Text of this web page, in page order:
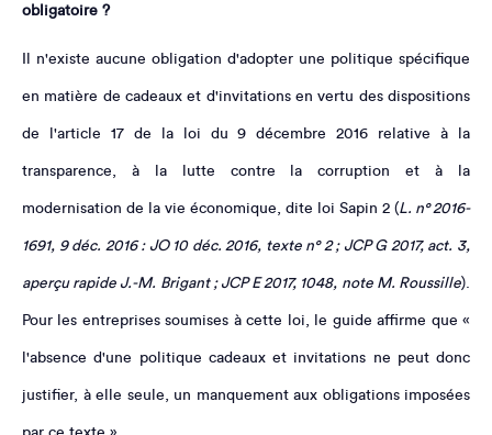
obligatoire ?
Il n'existe aucune obligation d'adopter une politique spécifique
en matière de cadeaux et d'invitations en vertu des dispositions
de l'article 17 de la loi du 9 décembre 2016 relative à la
transparence, à la lutte contre la corruption et à la
modernisation de la vie économique, dite loi Sapin 2 (L. n° 2016-
1691, 9 déc. 2016 : JO 10 déc. 2016, texte n° 2 ; JCP G 2017, act. 3,
aperçu rapide J.-M. Brigant ; JCP E 2017, 1048, note M. Roussille).
Pour les entreprises soumises à cette loi, le guide affirme que «
l'absence d'une politique cadeaux et invitations ne peut donc
justifier, à elle seule, un manquement aux obligations imposées